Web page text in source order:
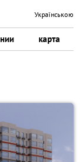
карта
Українською